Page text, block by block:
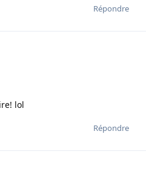
Répondre
lol
Répondre